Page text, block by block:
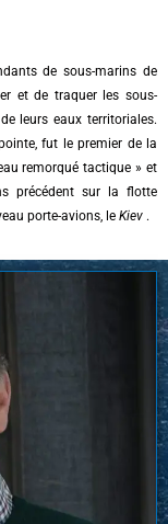
de sous-marins de
et de traquer les sous-
leurs eaux territoriales.
fut le premier de la
remorqué tactique » et
précédent sur la flotte
porte-avions, le Kiev .